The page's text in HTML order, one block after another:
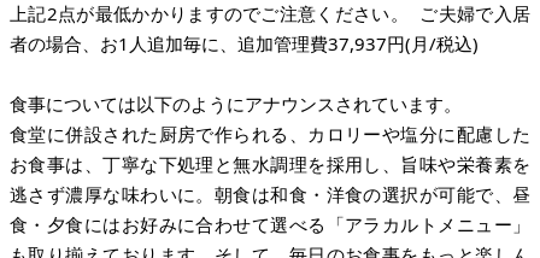
上記2点が最低かかりますのでご注意ください。 ご夫婦で入居
者の場合、お1人追加毎に、追加管理費37,937円(月/税込)
食事については以下のようにアナウンスされています。
食堂に併設された厨房で作られる、カロリーや塩分に配慮した
お食事は、丁寧な下処理と無水調理を採用し、旨味や栄養素を
逃さず濃厚な味わいに。朝食は和食・洋食の選択が可能で、昼
食・夕食にはお好みに合わせて選べる「アラカルトメニュー」